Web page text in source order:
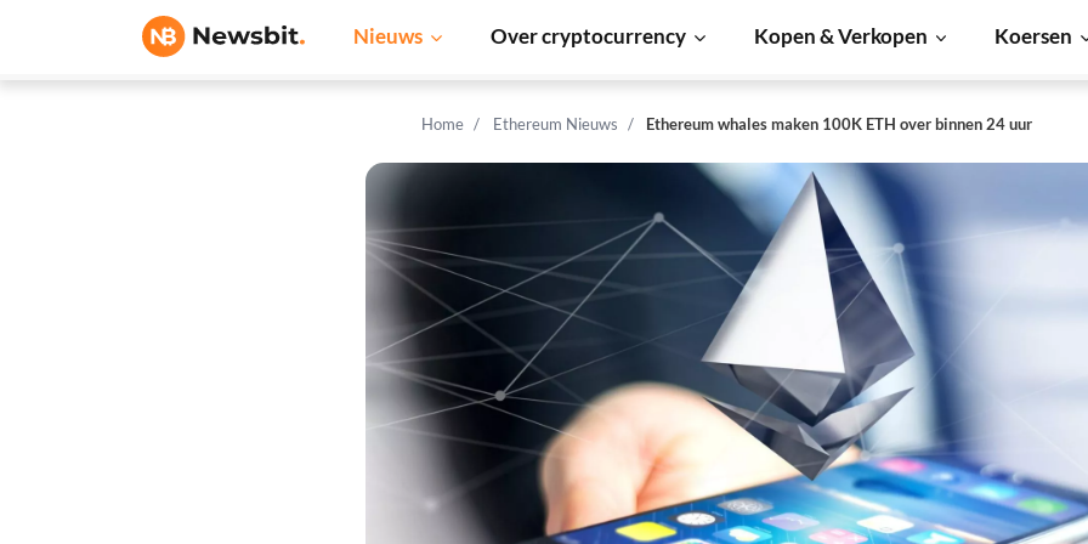
Nieuws Over cryptocurrency Kopen & Verkopen Koersen
Home Ethereum Nieuws Ethereum whales maken 100K ETH over binnen 24 uur